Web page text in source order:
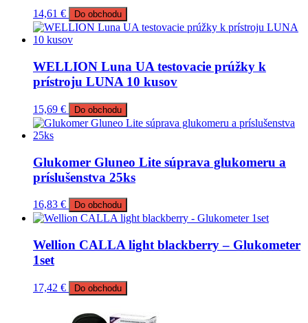
14,61 € Do obchodu
WELLION Luna UA testovacie prúžky k
prístroju LUNA 10 kusov
15,69 € Do obchodu
Glukomer Gluneo Lite súprava glukomeru a
príslušenstva 25ks
16,83 € Do obchodu
Wellion CALLA light blackberry – Glukometer
1set
17,42 € Do obchodu